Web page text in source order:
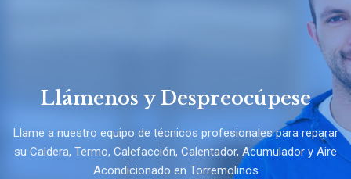
Llámenos y Despreocúpese
Llame a nuestro equipo de técnicos profesionales para reparar
su Caldera, Termo, Calefacción, Calentador, Acumulador y Aire
Acondicionado en Torremolinos